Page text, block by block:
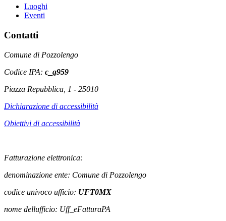
Luoghi
Eventi
Contatti
Comune di Pozzolengo
Codice IPA: c_g959
Piazza Repubblica, 1 - 25010
Dichiarazione di accessibilità
Obiettivi di accessibilità
Fatturazione elettronica:
denominazione ente: Comune di Pozzolengo
codice univoco ufficio: UFT0MX
nome dellufficio: Uff_eFatturaPA